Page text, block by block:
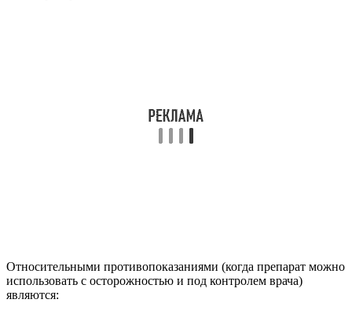
Относительными противопоказаниями (когда препарат можно
использовать с осторожностью и под контролем врача)
являются: